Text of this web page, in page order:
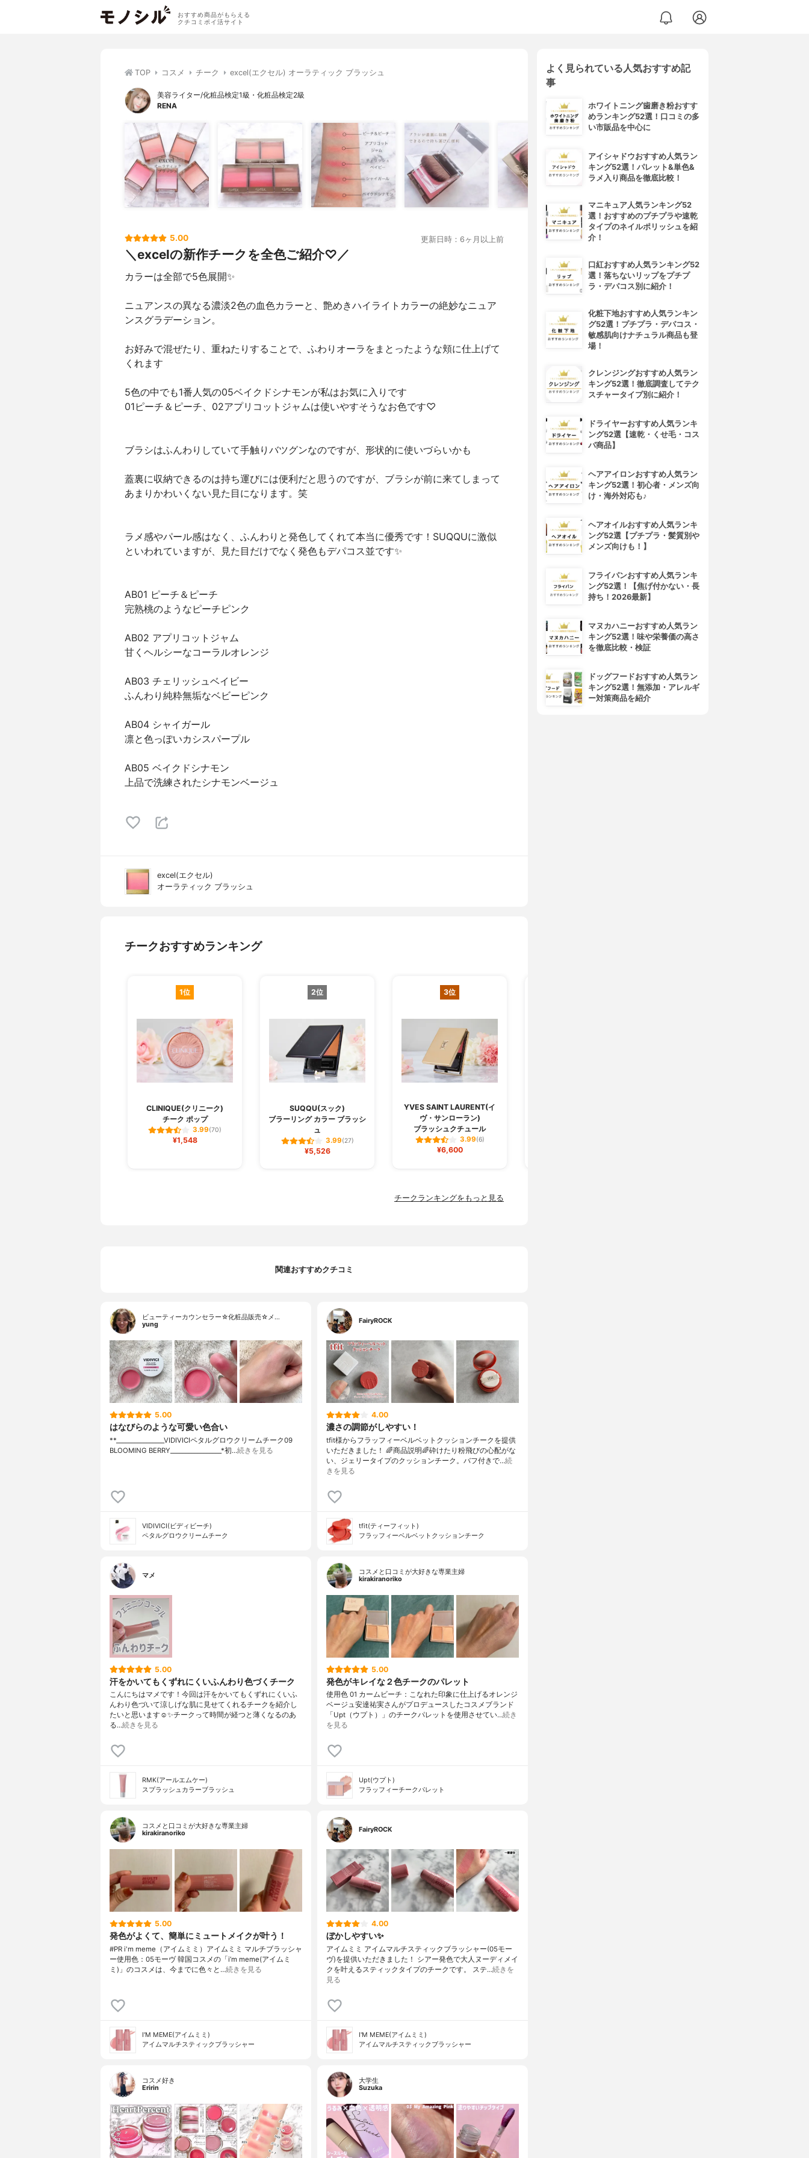
おすすめ商品がもらえる
クチコミポイ活サイト
TOP コスメ チーク excel(エクセル) オーラティック ブラッシュ
美容ライター/化粧品検定1級・化粧品検定2級
RENA
5.00 更新日時：6ヶ月以上前
＼excelの新作チークを全色ご紹介♡／
カラーは全部で5色展開✨
ニュアンスの異なる濃淡2色の血色カラーと、艶めきハイライトカラーの絶妙なニュア
ンスグラデーション。
お好みで混ぜたり、重ねたりすることで、ふわりオーラをまとったような頬に仕上げて
くれます
5色の中でも1番人気の05ベイクドシナモンが私はお気に入りです
01ピーチ＆ピーチ、02アプリコットジャムは使いやすそうなお色です♡
ブラシはふんわりしていて手触りバツグンなのですが、形状的に使いづらいかも
蓋裏に収納できるのは持ち運びには便利だと思うのですが、ブラシが前に来てしまって
あまりかわいくない見た目になります。笑
ラメ感やパール感はなく、ふんわりと発色してくれて本当に優秀です！SUQQUに激似
といわれていますが、見た目だけでなく発色もデパコス並です✨
AB01 ピーチ＆ピーチ
完熟桃のようなピーチピンク
AB02 アプリコットジャム
甘くヘルシーなコーラルオレンジ
AB03 チェリッシュベイビー
ふんわり純粋無垢なベビーピンク
AB04 シャイガール
凛と色っぽいカシスパープル
AB05 ベイクドシナモン
上品で洗練されたシナモンベージュ
excel(エクセル)
オーラティック ブラッシュ
チークおすすめランキング
1位
CLINIQUE(クリニーク)
チーク ポップ
3.99(70)
¥1,548
2位
SUQQU(スック)
ブラーリング カラー ブラッシ
ュ
3.99(27)
¥5,526
3位
YVES SAINT LAURENT(イ
ヴ・サンローラン)
ブラッシュクチュール
3.99(6)
¥6,600
チークランキングをもっと見る
関連おすすめクチコミ
ビューティーカウンセラー☆化粧品販売☆メ…
yung
5.00
はなびらのような可愛い色合い
**⁡________________⁡⁡VIDIVICI⁡ペタルグロウクリームチーク09
BLOOMING BERRY⁡_________________*初…続きを見る
VIDIVICI(ビディビーチ)
ペタルグロウクリームチーク
FairyROCK
4.00
濃さの調節がしやすい！
tfit様からフラッフィーベルベットクッションチークを提供
いただきました！ 🌈商品説明🌈砕けたり粉飛びの心配がな
い、ジェリータイプのクッションチーク。バフ付きで…続
きを見る
tfit(ティーフィット)
フラッフィーベルベットクッションチーク
マメ
5.00
汗をかいてもくずれにくいふんわり色づくチーク
こんにちはマメです！今回は汗をかいてもくずれにくいふ
んわり色づいて涼しげな肌に見せてくれるチークを紹介し
たいと思います☺️✨チークって時間が経つと薄くなるのあ
る…続きを見る
RMK(アールエムケー)
スプラッシュカラーブラッシュ
コスメと口コミが大好きな専業主婦
kirakiranoriko
5.00
発色がキレイな２色チークのパレット
使用色 01 カームビーチ：こなれた印象に仕上げるオレンジ
ベージュ安達祐実さんがプロデュースしたコスメブランド
「Upt（ウプト）」のチークパレットを使用させてい…続き
を見る
Upt(ウプト)
フラッフィーチークパレット
コスメと口コミが大好きな専業主婦
kirakiranoriko
5.00
発色がよくて、簡単にミュートメイクが叶う！
#PR i'm meme（アイムミミ）アイムミミ マルチブラッシャ
ー使用色：05モーヴ 韓国コスメの「i’m meme(アイムミ
ミ)」のコスメは、今までに色々と…続きを見る
I'M MEME(アイムミミ)
アイムマルチスティックブラッシャー
FairyROCK
4.00
ぼかしやすい✨
アイムミミ アイムマルチスティックブラッシャー(05モー
ヴ)を提供いただきました！ シアー発色で大人ヌーディメイ
クを叶えるスティックタイプのチークです。 ステ…続きを
見る
I'M MEME(アイムミミ)
アイムマルチスティックブラッシャー
コスメ好き
Eririn
大学生
Suzuka
よく見られている人気おすすめ記
事
ホワイトニング歯磨き粉おすす
めランキング52選！口コミの多
い市販品を中心に
アイシャドウおすすめ人気ラン
キング52選！パレット&単色&
ラメ入り商品を徹底比較！
マニキュア人気ランキング52
選！おすすめのプチプラや速乾
タイプのネイルポリッシュを紹
介！
口紅おすすめ人気ランキング52
選！落ちないリップをプチプ
ラ・デパコス別に紹介！
化粧下地おすすめ人気ランキン
グ52選！プチプラ・デパコス・
敏感肌向けナチュラル商品も登
場！
クレンジングおすすめ人気ラン
キング52選！徹底調査してテク
スチャータイプ別に紹介！
ドライヤーおすすめ人気ランキ
ング52選【速乾・くせ毛・コス
パ商品】
ヘアアイロンおすすめ人気ラン
キング52選！初心者・メンズ向
け・海外対応も♪
ヘアオイルおすすめ人気ランキ
ング52選【プチプラ・髪質別や
メンズ向けも！】
フライパンおすすめ人気ランキ
ング52選！【焦げ付かない・長
持ち！2026最新】
マヌカハニーおすすめ人気ラン
キング52選！味や栄養価の高さ
を徹底比較・検証
ドッグフードおすすめ人気ラン
キング52選！無添加・アレルギ
ー対策商品を紹介